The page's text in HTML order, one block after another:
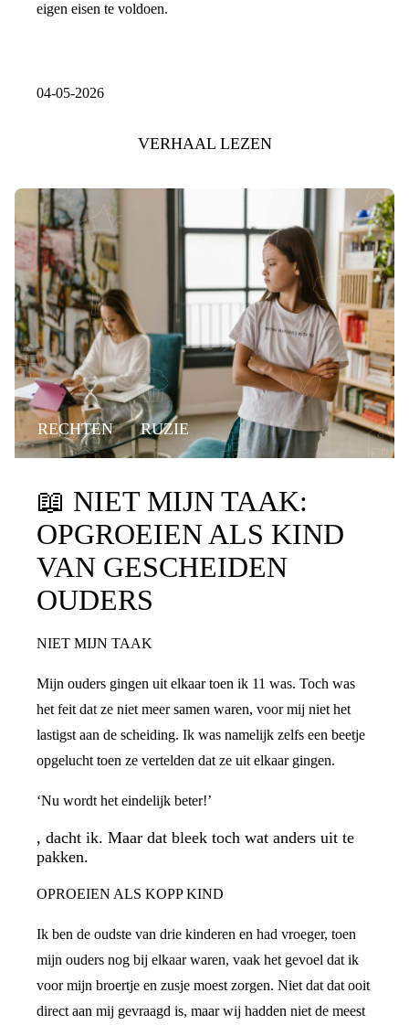
eigen eisen te voldoen.
04-05-2026
VERHAAL LEZEN
RECHTEN RUZIE
📖 NIET MIJN TAAK:
OPGROEIEN ALS KIND
VAN GESCHEIDEN
OUDERS
NIET MIJN TAAK
Mijn ouders gingen uit elkaar toen ik 11 was. Toch was
het feit dat ze niet meer samen waren, voor mij niet het
lastigst aan de scheiding. Ik was namelijk zelfs een beetje
opgelucht toen ze vertelden dat ze uit elkaar gingen.
‘Nu wordt het eindelijk beter!’
, dacht ik. Maar dat bleek toch wat anders uit te
pakken.
OPROEIEN ALS KOPP KIND
Ik ben de oudste van drie kinderen en had vroeger, toen
mijn ouders nog bij elkaar waren, vaak het gevoel dat ik
voor mijn broertje en zusje moest zorgen. Niet dat dat ooit
direct aan mij gevraagd is, maar wij hadden niet de meest